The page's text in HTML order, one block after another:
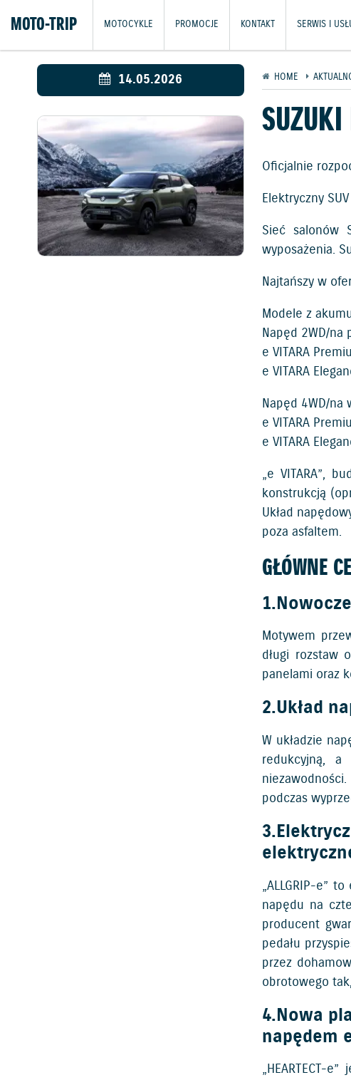
MOTO-TRIP MOTOCYKLE PROMOCJE KONTAKT SERWIS I
14.05.2026 HOME
Oficjalnie
Elektryczny
Sieć salonów
wyposażenia.
Najtańszy w
Modele z
Napęd 2WD/na
e VITARA
e VITARA
Napęd 4WD/na
e VITARA
e VITARA
„e VITARA”,
konstrukcją
Układ
poza asfaltem.
GŁÓWNE
Motywem
długi rozstaw
panelami oraz
2.Układ
W układzie
redukcyjną, a
podczas
„ALLGRIP-e”
napędu na
producent
pedału
przez
obrotowego
4.Nowa
napędem
„HEARTECT-